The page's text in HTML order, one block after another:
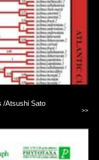
/Atsushi Sato
>>